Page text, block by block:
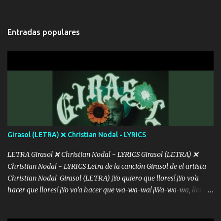
cada que intentas cantar Cada que intentas rapear, cada que
intentas rimar Pobre payaso que usa a todo el mundo pa' conectar
con la gente Dices "Latino Gang" pero pisas a to'a tu gente Pa’ dar
menos se prudente Hoy me sabe a mierda, traigo un Balvin en los
dientes Por falta de empatía le toca ser resiliente ¿Acaso eres
consciente de los followers que mueves? Parcerito, abre los ojos y
ve el poder que tienes Otro chiste malo son los nombres de tus
álbum's "José, vibras colores con la energía del diablo " ¿Si ...
Entradas populares
Girasol (LETRA) ❌ Christian Nodal - LYRICS
LETRA Girasol ❌ Christian Nodal - LYRICS Girasol (LETRA) ❌
Christian Nodal - LYRICS Letra de la canción Girasol de el artista
Christian Nodal Girasol (LETRA) ¡Yo quiero que llores! ¡Yo vo'a
hacer que llores! ¡Yo vo’a hacer que wa-wa-wa! ¡Wa-wa-wa, llores!